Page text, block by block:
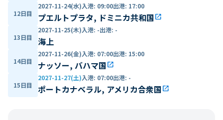
12日目
2027-11-24(水)入港: 09:00出港: 17:00
プエルトプラタ, ドミニカ共和国open_in_new
13日目
2027-11-25(木)入港: -出港: -
海上
14日目
2027-11-26(金)入港: 07:00出港: 15:00
ナッソー, バハマ国open_in_new
15日目
2027-11-27(土)入港: 07:00出港: -
ポートカナベラル, アメリカ合衆国open_in_new